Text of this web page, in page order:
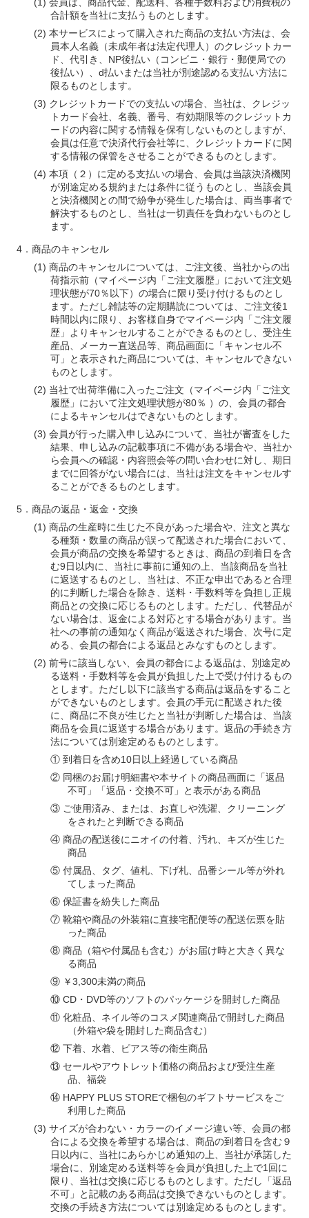
合計額を当社に支払うものとします。
本サービスによって購入された商品の支払い方法は、会
員本人名義（未成年者は法定代理人）のクレジットカー
ド、代引き、NP後払い（コンビニ・銀行・郵便局での
後払い）、d払いまたは当社が別途認める支払い方法に
限るものとします。
クレジットカードでの支払いの場合、当社は、クレジッ
トカード会社、名義、番号、有効期限等のクレジットカ
ードの内容に関する情報を保有しないものとしますが、
会員は任意で決済代行会社等に、クレジットカードに関
する情報の保管をさせることができるものとします。
本項（２）に定める支払いの場合、会員は当該決済機関
が別途定める規約または条件に従うものとし、当該会員
と決済機関との間で紛争が発生した場合は、両当事者で
解決するものとし、当社は一切責任を負わないものとし
ます。
商品のキャンセル
商品のキャンセルについては、ご注文後、当社からの出
荷指示前（マイページ内「ご注文履歴」において注文処
理状態が70％以下）の場合に限り受け付けるものとし
ます。ただし雑誌等の定期購読については、ご注文後1
時間以内に限り、お客様自身でマイページ内「ご注文履
歴」よりキャンセルすることができるものとし、受注生
産品、メーカー直送品等、商品画面に「キャンセル不
可」と表示された商品については、キャンセルできない
ものとします。
当社で出荷準備に入ったご注文（マイページ内「ご注文
履歴」において注文処理状態が80％ ）の、会員の都合
によるキャンセルはできないものとします。
会員が行った購入申し込みについて、当社が審査をした
結果、申し込みの記載事項に不備がある場合や、当社か
ら会員への確認・内容照会等の問い合わせに対し、期日
までに回答がない場合には、当社は注文をキャンセルす
ることができるものとします。
商品の返品・返金・交換
商品の生産時に生じた不良があった場合や、注文と異な
る種類・数量の商品が誤って配送された場合において、
会員が商品の交換を希望するときは、商品の到着日を含
む9日以内に、当社に事前に通知の上、当該商品を当社
に返送するものとし、当社は、不正な申出であると合理
的に判断した場合を除き、送料・手数料等を負担し正規
商品との交換に応じるものとします。ただし、代替品が
ない場合は、返金による対応とする場合があります。当
社への事前の通知なく商品が返送された場合、次号に定
める、会員の都合による返品とみなすものとします。
前号に該当しない、会員の都合による返品は、別途定め
る送料・手数料等を会員が負担した上で受け付けるもの
とします。ただし以下に該当する商品は返品をすること
ができないものとします。会員の手元に配送された後
に、商品に不良が生じたと当社が判断した場合は、当該
商品を会員に返送する場合があります。返品の手続き方
法については別途定めるものとします。
① 到着日を含め10日以上経過している商品
② 同梱のお届け明細書や本サイトの商品画面に「返品
不可」「返品・交換不可」と表示がある商品
③ ご使用済み、または、お直しや洗濯、クリーニング
をされたと判断できる商品
④ 商品の配送後にニオイの付着、汚れ、キズが生じた
商品
⑤ 付属品、タグ、値札、下げ札、品番シール等が外れ
てしまった商品
⑥ 保証書を紛失した商品
⑦ 靴箱や商品の外装箱に直接宅配便等の配送伝票を貼
った商品
⑧ 商品（箱や付属品も含む）がお届け時と大きく異な
る商品
⑨ ￥3,300未満の商品
⑩ CD・DVD等のソフトのパッケージを開封した商品
⑪ 化粧品、ネイル等のコスメ関連商品で開封した商品
（外箱や袋を開封した商品含む）
⑫ 下着、水着、ピアス等の衛生商品
⑬ セールやアウトレット価格の商品および受注生産
品、福袋
⑭ HAPPY PLUS STOREで梱包のギフトサービスをご
利用した商品
サイズが合わない・カラーのイメージ違い等、会員の都
合による交換を希望する場合は、商品の到着日を含む９
日以内に、当社にあらかじめ通知の上、当社が承諾した
場合に、別途定める送料等を会員が負担した上で1回に
限り、当社は交換に応じるものとします。ただし「返品
不可」と記載のある商品は交換できないものとします。
交換の手続き方法については別途定めるものとします。